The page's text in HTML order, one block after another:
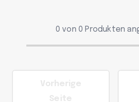
0 von 0 Produkten